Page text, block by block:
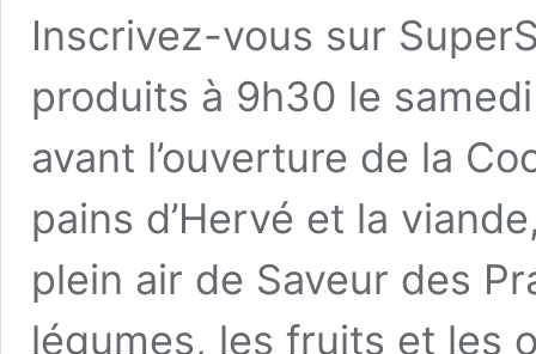
Inscrivez-vous sur
produits à 9h30 le
avant l’ouverture de la
pains d’Hervé et la
plein air de Saveur des
légumes, les fruits et les